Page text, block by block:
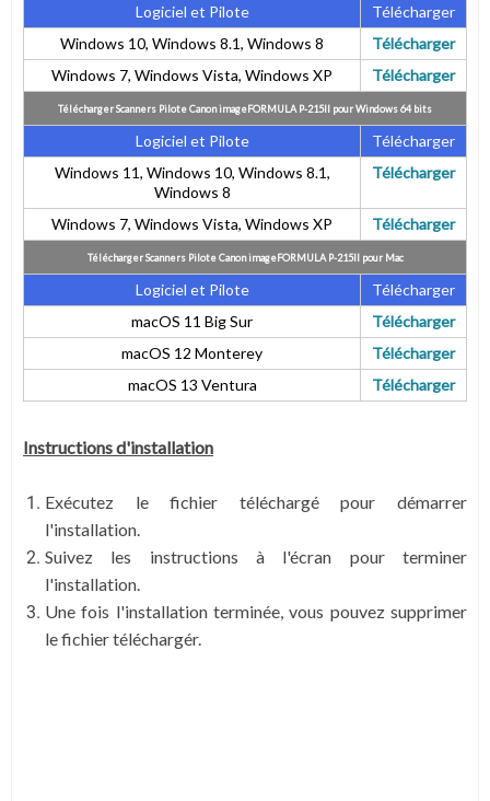
Logiciel et Pilote
Télécharger
Windows 10, Windows 8.1, Windows 8
Télécharger
Windows 7, Windows Vista, Windows XP Télécharger
Télécharger Scanners Pilote Canon imageFORMULA P-215II pour Windows 64 bits
Logiciel et Pilote
Télécharger
Windows 11, Windows 10, Windows 8.1,
Windows 8
Télécharger
Windows 7, Windows Vista, Windows XP Télécharger
Télécharger Scanners Pilote Canon imageFORMULA P-215II pour Mac
Logiciel et Pilote
Télécharger
macOS 11 Big Sur
Télécharger
macOS 12 Monterey
Télécharger
macOS 13 Ventura
Télécharger
Instructions d'installation
Exécutez le fichier téléchargé pour démarrer
l'installation.
Suivez les instructions à l'écran pour terminer
l'installation.
Une fois l'installation terminée, vous pouvez supprimer
le fichier téléchargér.